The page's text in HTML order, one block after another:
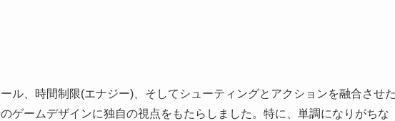
ル、時間制限(エナジー)、そしてシューティングとアクションを融合させ
ゲームデザインに独自の視点をもたらしました。特に、単調になりがちな